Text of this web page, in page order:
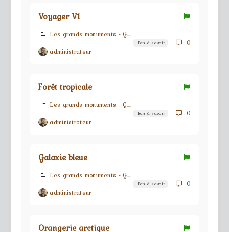
Voyager V1
Les grands monuments - G.M.s
administrateur
Bon à savoir 0
Forêt tropicale
Les grands monuments - G.M.s
administrateur
Bon à savoir 0
Galaxie bleue
Les grands monuments - G.M.s
administrateur
Bon à savoir 0
Orangerie arctique